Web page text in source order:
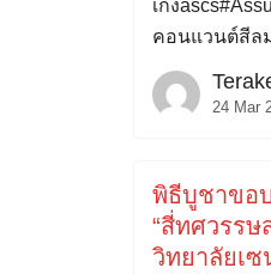
เก่ง
คอนแวนต์สีล
24 Mar
พิธีบูชาขอ
“สี่ทศวรรษ
วิทยาลัยเ